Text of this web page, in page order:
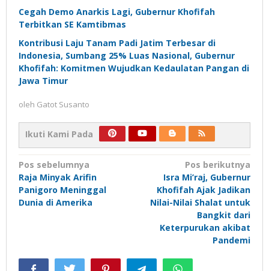
Cegah Demo Anarkis Lagi, Gubernur Khofifah
Terbitkan SE Kamtibmas
Kontribusi Laju Tanam Padi Jatim Terbesar di
Indonesia, Sumbang 25% Luas Nasional, Gubernur
Khofifah: Komitmen Wujudkan Kedaulatan Pangan di
Jawa Timur
oleh Gatot Susanto
Ikuti Kami Pada
Navigasi
pos
Pos sebelumnya
Raja Minyak Arifin
Panigoro Meninggal
Dunia di Amerika
Pos berikutnya
Isra Mi’raj, Gubernur
Khofifah Ajak Jadikan
Nilai-Nilai Shalat untuk
Bangkit dari
Keterpurukan akibat
Pandemi